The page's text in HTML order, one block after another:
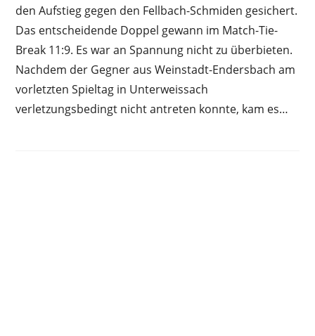
den Aufstieg gegen den Fellbach-Schmiden gesichert.
Das entscheidende Doppel gewann im Match-Tie-
Break 11:9. Es war an Spannung nicht zu überbieten.
Nachdem der Gegner aus Weinstadt-Endersbach am
vorletzten Spieltag in Unterweissach
verletzungsbedingt nicht antreten konnte, kam es…